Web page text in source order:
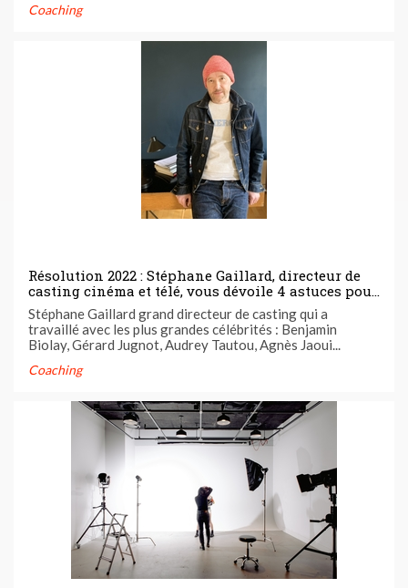
première Masterclass inédite dédiée au métier d’acteur
Coaching
Résolution 2022 : Stéphane Gaillard, directeur de
casting cinéma et télé, vous dévoile 4 astuces pour
persévérer malgré les échecs en casting !
Stéphane Gaillard grand directeur de casting qui a
travaillé avec les plus grandes célébrités : Benjamin
Biolay, Gérard Jugnot, Audrey Tautou, Agnès Jaoui...
Coaching